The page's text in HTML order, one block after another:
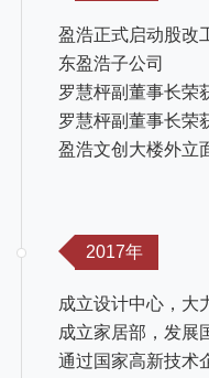
盈浩正式启动股改
东盈浩子公司
罗慧枰副董事长荣
罗慧枰副董事长荣
盈浩文创大楼外立
2017年
成立设计中心，大
成立家居部，发展
通过国家高新技术